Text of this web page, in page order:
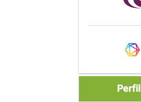
Scholar